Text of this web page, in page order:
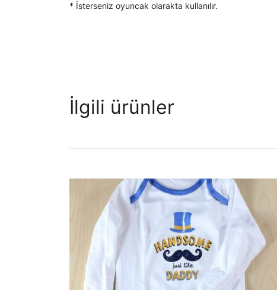
* İsterseniz oyuncak olarakta kullanılır.
İlgili ürünler